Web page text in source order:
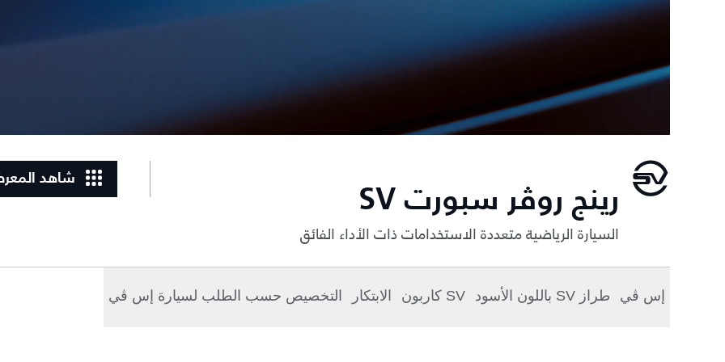
رينج روڤر سبورت SV
السيارة الرياضية متعددة الاستخدامات ذات الأداء الفائق
شاهد
إس ڤي طراز SV باللون الأسود SV كاربون الابتكار التخصيص حسب الطلب لسيارة إس ڤي